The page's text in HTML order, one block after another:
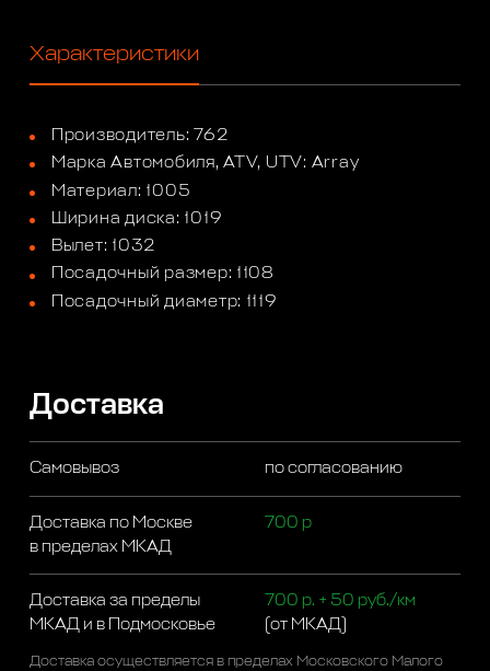
Характеристики
Производитель: 762
Марка Автомобиля, ATV, UTV: Array
Материал: 1005
Ширина диска: 1019
Вылет: 1032
Посадочный размер: 1108
Посадочный диаметр: 1119
Доставка
Самовывоз по согласованию
Доставка по Москве
в пределах МКАД
700 р
Доставка за пределы
МКАД и в Подмосковье
700 р. + 50 руб./км
(от МКАД)
Доставка осуществляется в пределах Московского Малого